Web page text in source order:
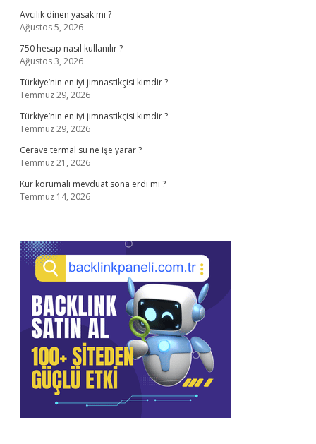
Avcılık dinen yasak mı ?
Ağustos 5, 2026
750 hesap nasıl kullanılır ?
Ağustos 3, 2026
Türkiye’nin en iyi jimnastikçisi kimdir ?
Temmuz 29, 2026
Türkiye’nin en iyi jimnastikçisi kimdir ?
Temmuz 29, 2026
Cerave termal su ne işe yarar ?
Temmuz 21, 2026
Kur korumalı mevduat sona erdi mi ?
Temmuz 14, 2026